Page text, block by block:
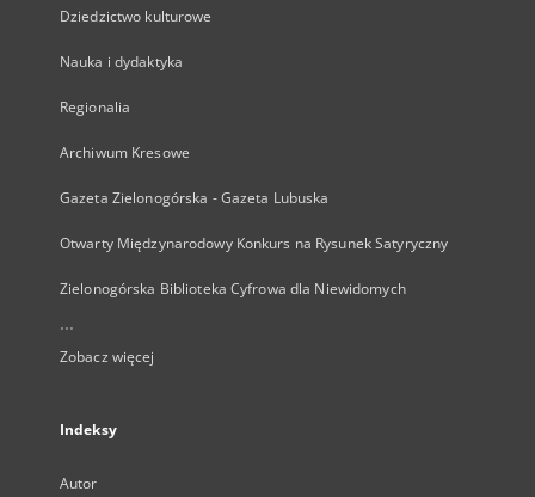
Dziedzictwo kulturowe
Nauka i dydaktyka
Regionalia
Archiwum Kresowe
Gazeta Zielonogórska - Gazeta Lubuska
Otwarty Międzynarodowy Konkurs na Rysunek Satyryczny
Zielonogórska Biblioteka Cyfrowa dla Niewidomych
...
Zobacz więcej
Indeksy
Autor